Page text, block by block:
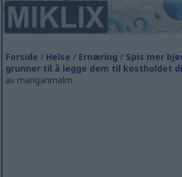
Forside / Helse / Ernæring / Spis mer
grunner til å legge dem til kostholdet
av manganmalm